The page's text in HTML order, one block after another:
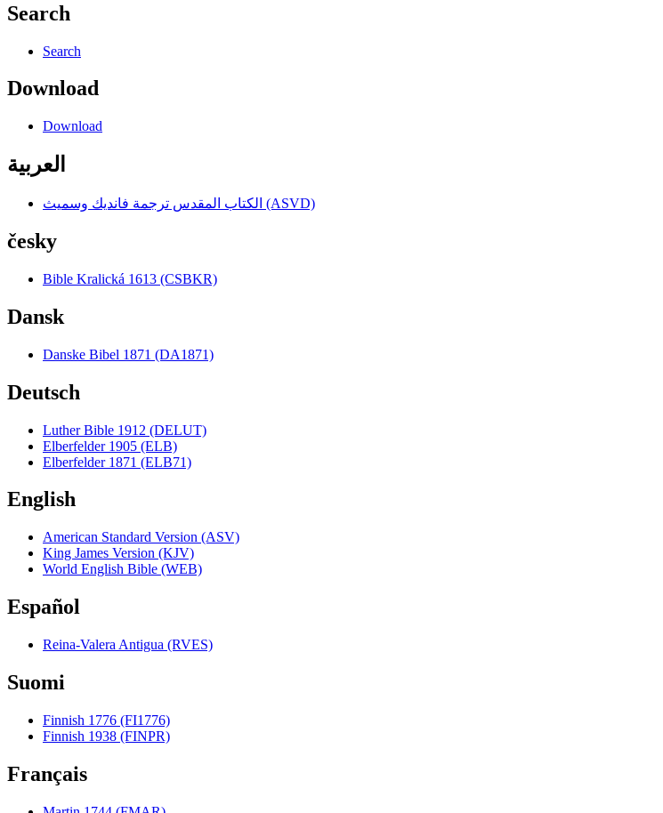
Search
Search
Download
Download
العربية
الكتاب المقدس ترجمة فانديك وسميث (ASVD)
česky
Bible Kralická 1613 (CSBKR)
Dansk
Danske Bibel 1871 (DA1871)
Deutsch
Luther Bible 1912 (DELUT)
Elberfelder 1905 (ELB)
Elberfelder 1871 (ELB71)
English
American Standard Version (ASV)
King James Version (KJV)
World English Bible (WEB)
Español
Reina-Valera Antigua (RVES)
Suomi
Finnish 1776 (FI1776)
Finnish 1938 (FINPR)
Français